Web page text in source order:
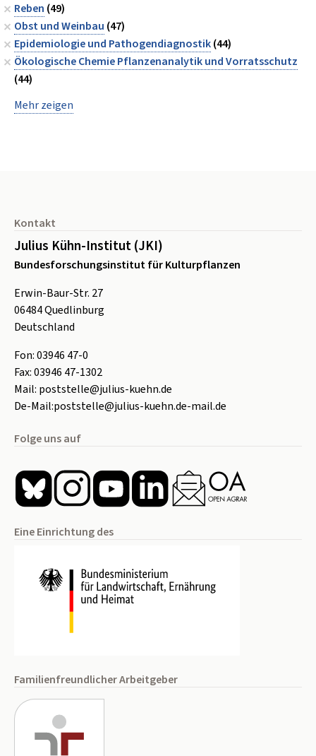
Reben (49)
Obst und Weinbau (47)
Epidemiologie und Pathogendiagnostik(44)
Ökologische Chemie Pflanzenanalytik und Vorratsschutz
(44)
Mehr zeigen
Kontakt
Julius Kühn-Institut (JKI)
Bundesforschungsinstitut für Kulturpflanzen
Erwin-Baur-Str. 27
06484Quedlinburg
Deutschland
Fon:03946 47-0
Fax:03946 47-1302
Mail: poststelle@julius-kuehn.de
De-Mail:poststelle@julius-kuehn.de-mail.de
Folge uns auf
Eine Einrichtung des
Familienfreundlicher Arbeitgeber